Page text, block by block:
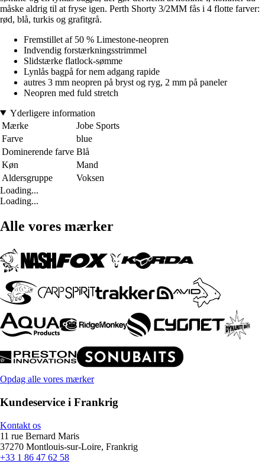
måske aldrig til at fryse igen. Perth Shorty 3/2MM fås i 4 flotte farver:
rød, blå, turkis og grafitgrå.
Fremstillet af 50 % Limestone-neopren
Indvendig forstærkningsstrimmel
Slidstærke flatlock-sømme
Lynlås bagpå for nem adgang rapide
autres 3 mm neopren på bryst og ryg, 2 mm på paneler
Neopren med fuld stretch
Yderligere information
Mærke
Jobe Sports
Farve
blue
Dominerende farve Blå
Køn
Mand
Aldersgruppe
Voksen
Loading...
Loading...
Alle vores mærker
Opdag alle vores mærker
Kundeservice i Frankrig
Kontakt os
11 rue Bernard Maris
37270 Montlouis-sur-Loire, Frankrig
+33 1 86 47 62 58